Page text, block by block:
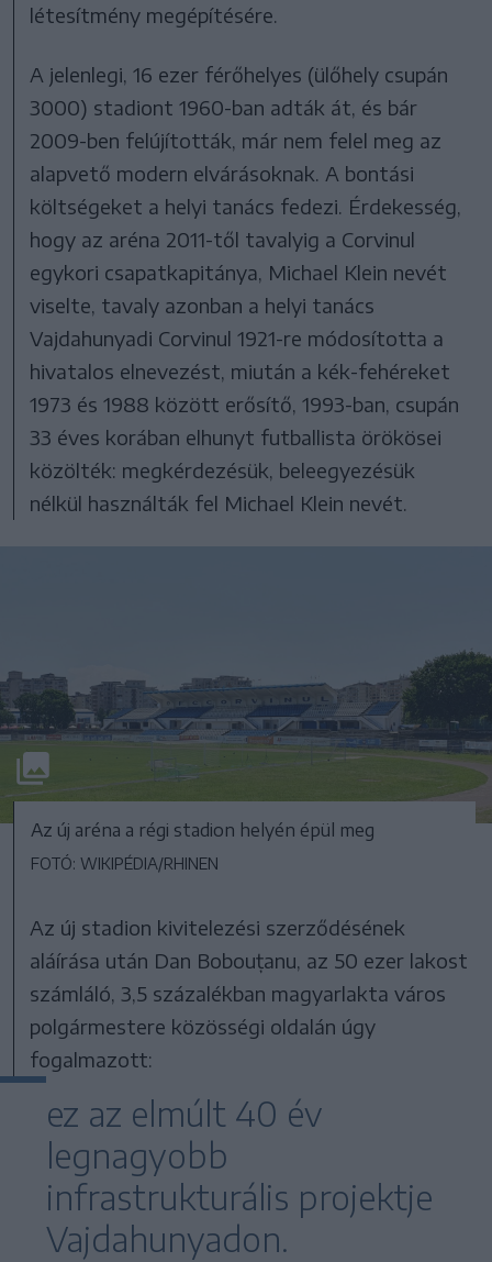
létesítmény megépítésére.
A jelenlegi, 16 ezer férőhelyes (ülőhely csupán
3000) stadiont 1960-ban adták át, és bár
2009-ben felújították, már nem felel meg az
alapvető modern elvárásoknak. A bontási
költségeket a helyi tanács fedezi. Érdekesség,
hogy az aréna 2011-től tavalyig a Corvinul
egykori csapatkapitánya, Michael Klein nevét
viselte, tavaly azonban a helyi tanács
Vajdahunyadi Corvinul 1921-re módosította a
hivatalos elnevezést, miután a kék-fehéreket
1973 és 1988 között erősítő, 1993-ban, csupán
33 éves korában elhunyt futballista örökösei
közölték: megkérdezésük, beleegyezésük
nélkül használták fel Michael Klein nevét.
Az új aréna a régi stadion helyén épül meg
FOTÓ: WIKIPÉDIA/RHINEN
Az új stadion kivitelezési szerződésének
aláírása után Dan Bobouțanu, az 50 ezer lakost
számláló, 3,5 százalékban magyarlakta város
polgármestere közösségi oldalán úgy
fogalmazott:
ez az elmúlt 40 év
legnagyobb
infrastrukturális projektje
Vajdahunyadon.